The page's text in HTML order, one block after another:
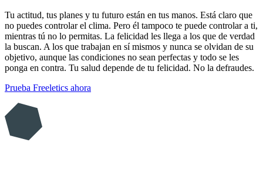
Tu actitud, tus planes y tu futuro están en tus manos. Está claro que
no puedes controlar el clima. Pero él tampoco te puede controlar a ti,
mientras tú no lo permitas. La felicidad les llega a los que de verdad
la buscan. A los que trabajan en sí mismos y nunca se olvidan de su
objetivo, aunque las condiciones no sean perfectas y todo se les
ponga en contra. Tu salud depende de tu felicidad. No la defraudes.
Prueba Freeletics ahora